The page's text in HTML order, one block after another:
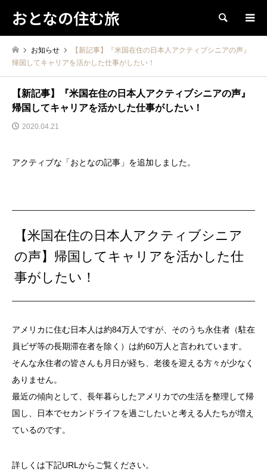
おとなの住む旅 検索
お知らせ
【新記事】『米国在住の日本人アクティブシニアの声』
帰国してキャリアを活かした仕事がしたい！
【新記事】『米国在住の日本人アクティブシニアの声』
帰国してキャリアを活かした仕事がしたい！
2020.04.21
アクティブな「おとなの記事」を追加しました。
【米国在住の日本人アクティブシニア
の声】帰国してキャリアを活かした仕
事がしたい！
アメリカに住む日本人は約84万人ですが、そのうち永住者（駐在
員ビザ等の長期滞在者を除く）は約60万人と言われています。
そんな永住者の皆さんも月日が経ち、老後を迎える方々が少なく
ありません。
最近の傾向として、長年暮らしたアメリカでの生活を整理して帰
国し、日本でセカンドライフを過ごしたいと考える人たちが増え
ているのです。
詳しくは下記URLからご覧ください。